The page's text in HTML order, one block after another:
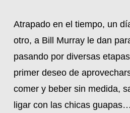
Atrapado en el tiempo, un
otro, a Bill Murray le dan
pasando por diversas
primer deseo de
comer y beber sin medida,
ligar con las chicas